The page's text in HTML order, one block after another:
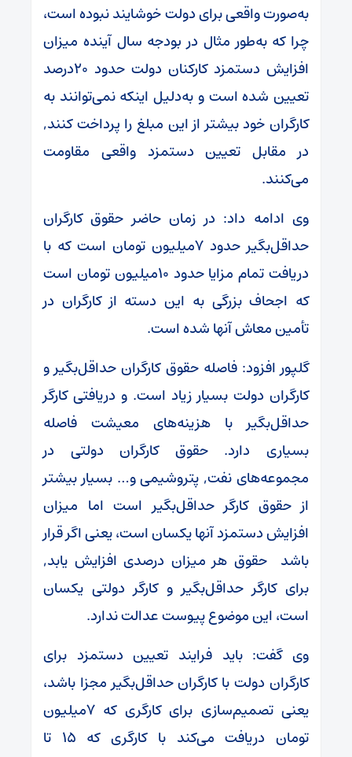
به‌صورت واقعی برای دولت خوشایند نبوده است،
چرا که به‌طور مثال در بودجه سال آینده میزان
افزایش دستمزد کارکنان دولت حدود ۲۰درصد
تعیین شده است و به‌دلیل اینکه نمی‌توانند به
کارگران خود بیشتر از این مبلغ را پرداخت کنند,
در مقابل تعیین دستمزد واقعی مقاومت
می‌کنند.
وی ادامه داد: در زمان حاضر حقوق کارگران
حداقل‌بگیر حدود ۷میلیون تومان است که با
دریافت تمام مزایا حدود ۱۰میلیون تومان است
که اجحاف بزرگی به این دسته از کارگران در
تأمین معاش آنها شده است.
گلپور افزود: فاصله حقوق کارگران حداقل‌بگیر و
کارگران دولت بسیار زیاد است. و دریافتی کارگر
حداقل‌بگیر با هزینه‌های معیشت فاصله
بسیاری دارد. حقوق کارگران دولتی در
مجموعه‌های نفت, پتروشیمی و… بسیار بیشتر
از حقوق کارگر حداقل‌بگیر است اما میزان
افزایش دستمزد آنها یکسان است، یعنی اگر قرار
باشد حقوق هر میزان درصدی افزایش یابد,
برای کارگر حداقل‌بگیر و کارگر دولتی یکسان
است، این موضوع پیوست عدالت ندارد.
وی گفت: باید فرایند تعیین دستمزد برای
کارگران دولت با کارگران حداقل‌بگیر مجزا باشد،
یعنی تصمیم‌سازی برای کارگری که ۷میلیون
تومان دریافت می‌کند با کارگری که ۱۵ تا